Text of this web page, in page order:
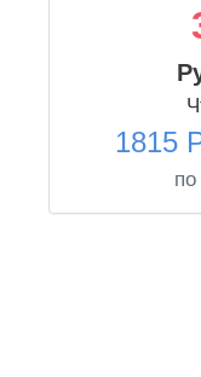
1815
по